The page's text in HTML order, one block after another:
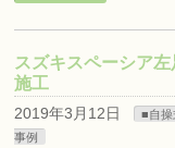
スズキスペーシア
施工
2019年3月12日 ■自操
事例